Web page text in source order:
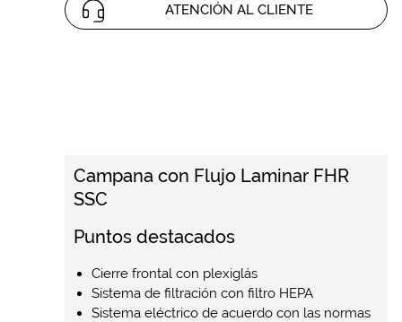
ATENCIÓN AL CLIENTE
Campana con Flujo Laminar FHR
SSC
Puntos destacados
Cierre frontal con plexiglás
Sistema de filtración con filtro HEPA
Sistema eléctrico de acuerdo con las normas